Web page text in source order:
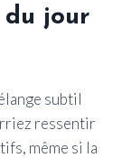
du jour
subtil
ressentir
même si la